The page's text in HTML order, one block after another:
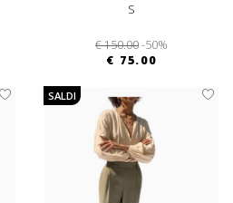
S
€ 150.00-50%
€ 75.00
SALDI